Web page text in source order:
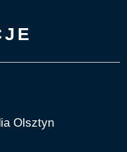
Olsztyn